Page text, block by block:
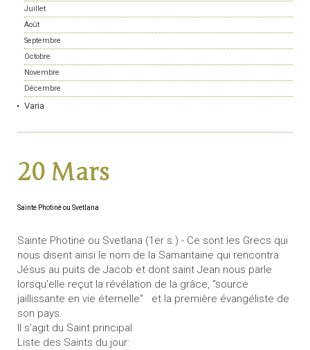
Juillet
Août
Septembre
Octobre
Novembre
Décembre
Varia
20 Mars
Sainte Photiné ou Svetlana
Sainte Photine ou Svetlana (1er s.) - Ce sont les Grecs qui
nous disent ainsi le nom de la Samaritaine qui rencontra
Jésus au puits de Jacob et dont saint Jean nous parle
lorsqu'elle reçut la révélation de la grâce, "source
jaillissante en vie éternelle" et la première évangéliste de
son pays.
Il s'agit du Saint principal
Liste des Saints du jour: